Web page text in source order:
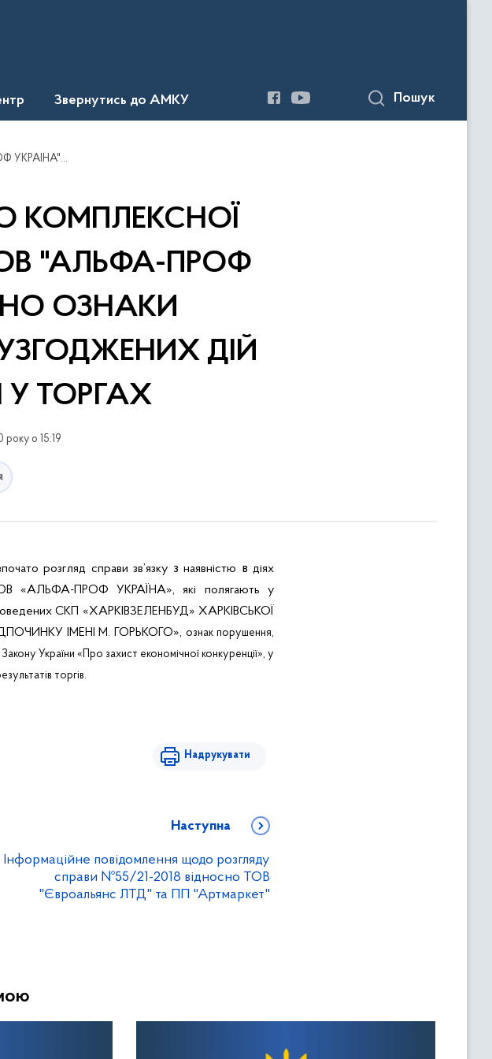
Звернутись до АМКУ Пошук
УЧАСТІ У ТОРГАХ
КОМПЛЕКСНОЇ
"АЛЬФА-ПРОФ
ОЗНАКИ
ДІЙ
У ТОРГАХ
року о 15:19
розгляд справи зв’язку з наявністю в діях
«АЛЬФА-ПРОФ УКРАЇНА»,які полягають у
СКП «ХАРКІВЗЕЛЕНБУД» ХАРКІВСЬКОЇ
ІМЕНІ М. ГОРЬКОГО», ознак порушення,
України «Про захист економічної конкуренції», у
торгів.
Надрукувати
Наступна
Інформаційне повідомлення щодо розгляду
справи №55/21-2018 відносно ТОВ
"Євроальянс ЛТД" та ПП "Артмаркет"